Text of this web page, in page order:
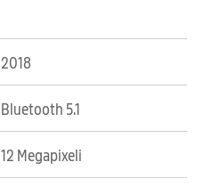
2018
Bluetooth 5.1
12 Megapixeli